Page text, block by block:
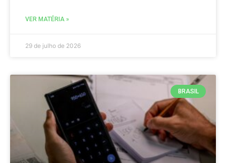
VER MATÉRIA »
29 de julho de 2026
BRASIL